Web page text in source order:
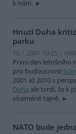
k nám.
Hnutí Duha
parku
16.1.2001 10:25 |
První den letošního
pro budoucnost
2001 až 2010 s
Duha ale tvrdí, že k
víceméně tajně.
NATO bude